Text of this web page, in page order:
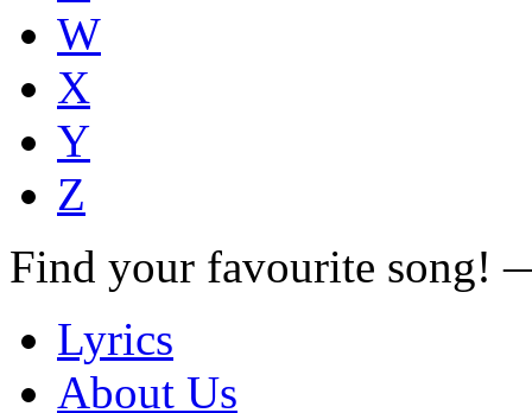
W
X
Y
Z
Find your favourite song!
Lyrics
About Us